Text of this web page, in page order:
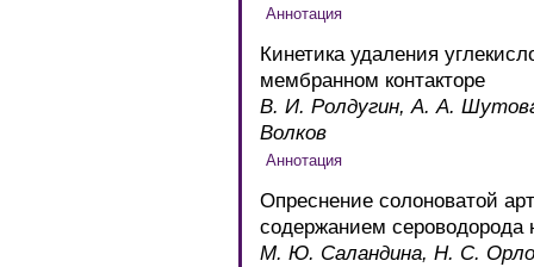
Кинетика удаления
мембранном контакторе
В. И. Ролдугин, А. А.
Волков
Опреснение солоноватой
содержанием сероводорода
М. Ю. Саландина, Н. С.